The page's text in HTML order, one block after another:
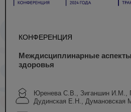
КОНФЕРЕНЦИЯ
Междисциплинарные аспекты
здоровья
Юренева С.В., Зиганшин И.М.,
Дудинская Е.Н., Думановская